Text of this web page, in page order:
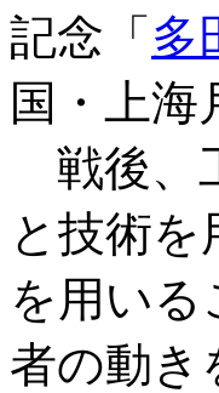
記念「 多
国・上海
戦後、
と技術
を用い
者の動き